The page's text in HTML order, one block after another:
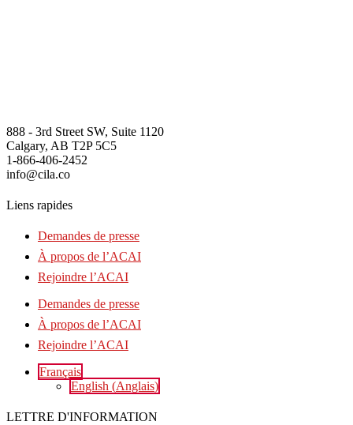
888 - 3rd Street SW, Suite 1120
Calgary, AB T2P 5C5
1-866-406-2452
info@cila.co
Liens rapides
Demandes de presse
À propos de l’ACAI
Rejoindre l’ACAI
Demandes de presse
À propos de l’ACAI
Rejoindre l’ACAI
Français
English (Anglais)
LETTRE D'INFORMATION